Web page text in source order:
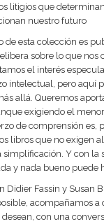
Obra completa
litigios que
nuestro futuro
de esta colección es
sobre lo que nos
el interés
intelectual, pero aquí
allá. Queremos
exigiendo el
de comprensión es,
libros que no exigen
simplificación. Y con la
y nada bueno puede
Didier Fassin y Susan
acompañamos a
con una